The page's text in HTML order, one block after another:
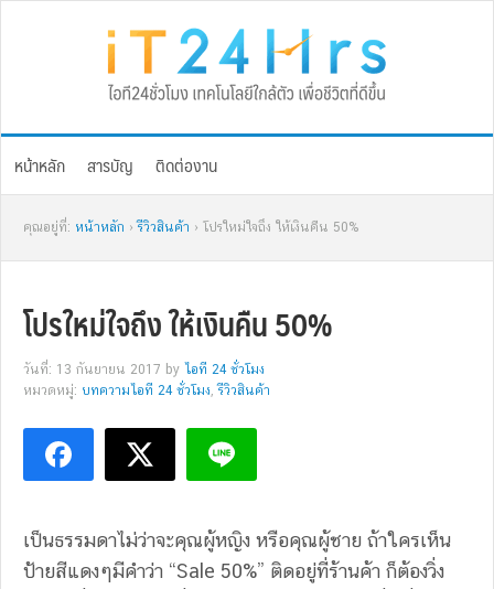
หน้าหลัก สารบัญ ติดต่องาน
คุณอยู่ที่: หน้าหลัก ›รีวิวสินค้า › โปรใหม่ใจถึง ให้เงินคืน 50%
โปรใหม่ใจถึง ให้เงินคืน 50%
วันที่: 13 กันยายน 2017 by ไอที 24 ชั่วโมง
หมวดหมู่: บทความไอที 24 ชั่วโมง,รีวิวสินค้า
เป็นธรรมดาไม่ว่าจะคุณผู้หญิง หรือคุณผู้ชาย ถ้าใครเห็น
ป้ายสีแดงๆมีคำว่า “Sale 50%” ติดอยู่ที่ร้านค้า ก็ต้องวิ่ง